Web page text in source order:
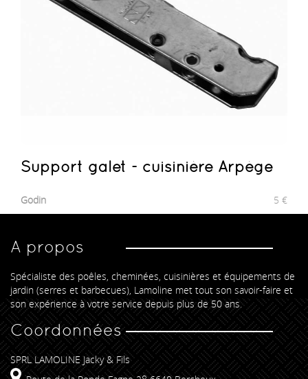
Support galet - cuisinière Arpège
Godin 5 €
A propos
Spécialiste des poêles, cheminées, cuisinières et équipements de
jardin (serres et barbecues), Lamoline met tout son savoir-faire et
son expérience à votre service depuis plus de 50 ans.
Coordonnées
SPRL LAMOLINE Jacky & Fils